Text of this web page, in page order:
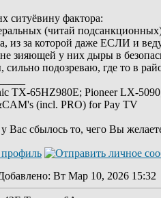
ситуёвину фактора:
(читай
из за которой даже ЕСЛИ и
зияющей у них дыры в
сильно подозреваю, где то в
TX-65HZ980E; Pioneer LX-
(incl. PRO) for Pay TV
Вас сбылось то, чего Вы
: Вт Мар 10, 2026 15:32